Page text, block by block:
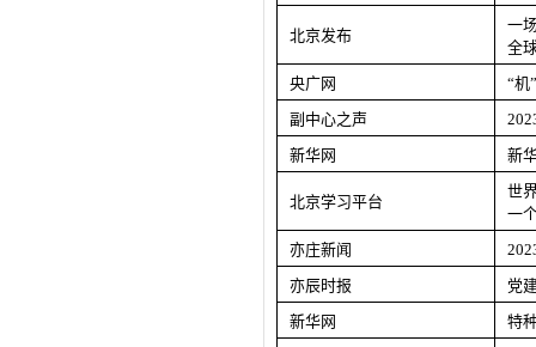
北京发布
一
全
央广网
“机
副中心之声
新华网
新
北京学习平台
世
一
亦庄新闻
亦辰时报
党
新华网
特